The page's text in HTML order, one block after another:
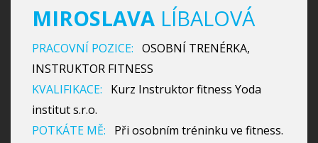
MIROSLAVA LÍBALOVÁ
PRACOVNÍ POZICE: OSOBNÍ TRENÉRKA,
INSTRUKTOR FITNESS
KVALIFIKACE:
Kurz Instruktor fitness Yoda
institut s.r.o.
POTKÁTE MĚ:
Při osobním tréninku ve fitness.